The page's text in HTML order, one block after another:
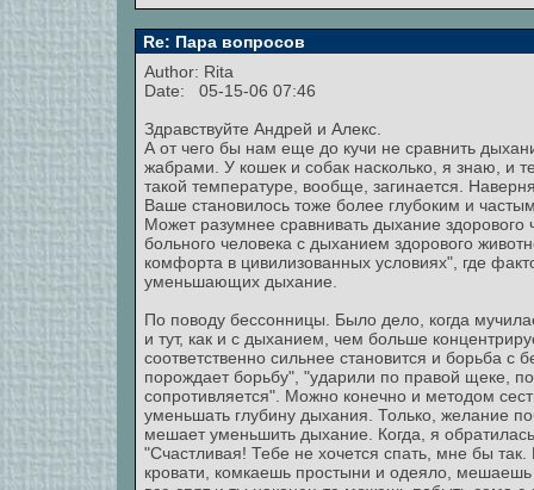
Re: Пара вопросов
Author: Rita
Date: 05-15-06 07:46
Здравствуйте Андрей и Алекс.
А от чего бы нам еще до кучи не сравнить
жабрами. У кошек и собак насколько, я знаю, и
такой температуре, вообще, загинается.
Ваше становилось тоже более глубоким и
Может разумнее сравнивать дыхание
больного человека с дыханием здорового
комфорта в цивилизованных условиях", где
уменьшающих дыхание.
По поводу бессонницы. Было дело, когда
и тут, как и с дыханием, чем больше
соответственно сильнее становится и борьба
порождает борьбу", "ударили по правой щеке,
сопротивляется". Можно конечно и методом
уменьшать глубину дыхания. Только, желание
мешает уменьшить дыхание. Когда, я
"Счастливая! Тебе не хочется спать, мне бы
кровати, комкаешь простыни и одеяло, мешаешь